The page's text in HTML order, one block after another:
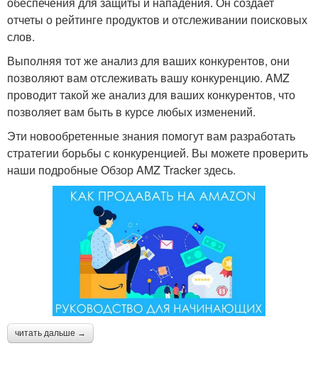
отчеты о рейтинге продуктов и отслеживании поисковых
слов.
Выполняя тот же анализ для ваших конкурентов, они
позволяют вам отслеживать вашу конкуренцию. AMZ
проводит такой же анализ для ваших конкурентов, что
позволяет вам быть в курсе любых изменений.
Эти новообретенные знания помогут вам разработать
стратегии борьбы с конкуренцией. Вы можете проверить
наши подробные Обзор AMZ Tracker здесь.
читать дальше →